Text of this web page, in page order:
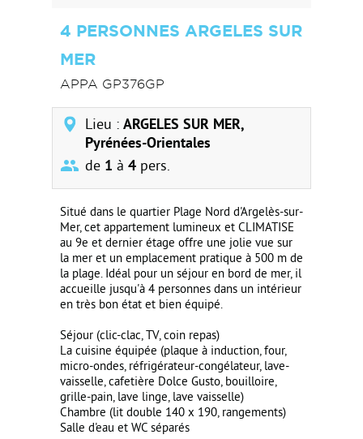
4 PERSONNES ARGELES SUR
MER
APPA GP376GP
Lieu : ARGELES SUR MER,
Pyrénées-Orientales
de 1 à 4 pers.
Situé dans le quartier Plage Nord d'Argelès-sur-
Mer, cet appartement lumineux et CLIMATISE
au 9e et dernier étage offre une jolie vue sur
la mer et un emplacement pratique à 500 m de
la plage. Idéal pour un séjour en bord de mer, il
accueille jusqu'à 4 personnes dans un intérieur
en très bon état et bien équipé.
Séjour (clic-clac, TV, coin repas)
La cuisine équipée (plaque à induction, four,
micro-ondes, réfrigérateur-congélateur, lave-
vaisselle, cafetière Dolce Gusto, bouilloire,
grille-pain, lave linge, lave vaisselle)
Chambre (lit double 140 x 190, rangements)
Salle d'eau et WC séparés